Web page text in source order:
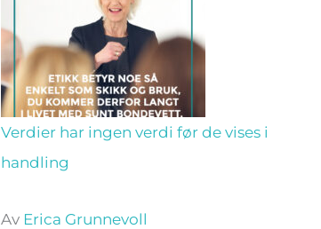
Verdier har ingen verdi før de vises i
handling
Av Erica Grunnevoll